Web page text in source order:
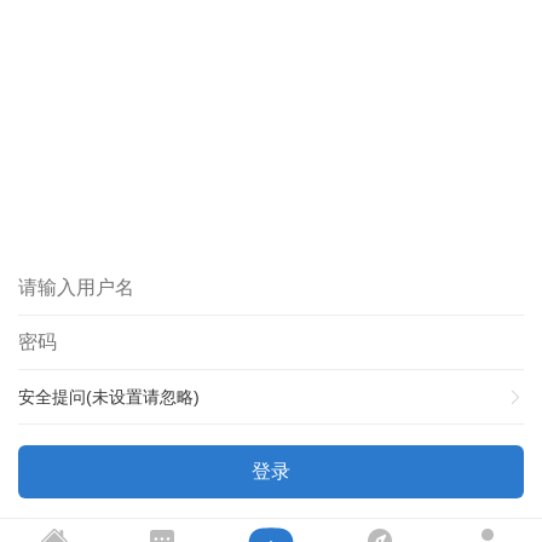
安全提问(未设置请忽略)
登录